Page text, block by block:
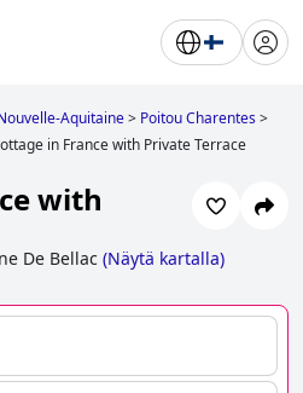
Aquitaine> Poitou Charentes>
in France with Private Terrace
with
De Bellac (Näytä kartalla)